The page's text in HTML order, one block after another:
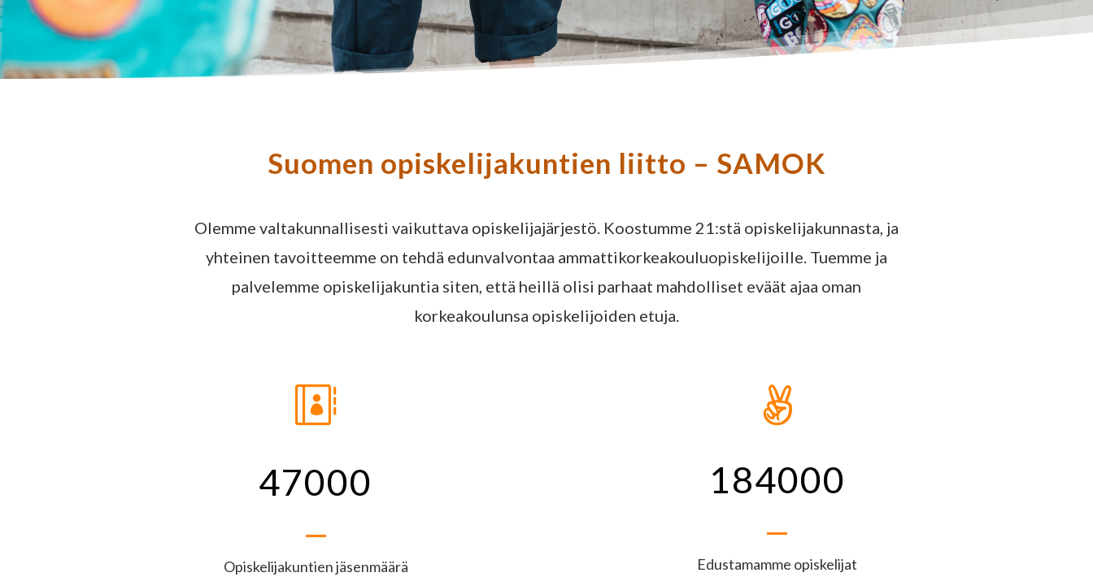
Suomen opiskelijakuntien liitto – SAMOK
Olemme valtakunnallisesti vaikuttava opiskelijajärjestö. Koostumme 21:stä opiskelijakunnasta, ja
yhteinen tavoitteemme on tehdä edunvalvontaa ammattikorkeakouluopiskelijoille. Tuemme ja
palvelemme opiskelijakuntia siten, että heillä olisi parhaat mahdolliset eväät ajaa oman
korkeakoulunsa opiskelijoiden etuja.

47000
Opiskelijakuntien jäsenmäärä

184000
Edustamamme opiskelijat